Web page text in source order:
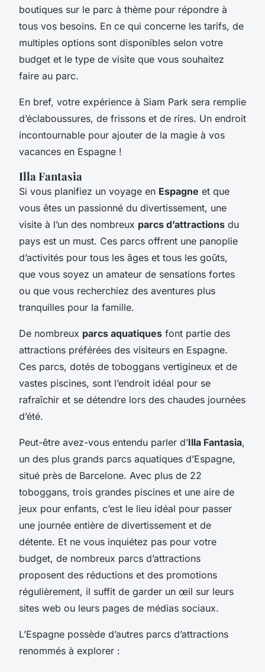
boutiques sur le parc à thème pour répondre à
tous vos besoins. En ce qui concerne les tarifs, de
multiples options sont disponibles selon votre
budget et le type de visite que vous souhaitez
faire au parc.
En bref, votre expérience à Siam Park sera remplie
d’éclaboussures, de frissons et de rires. Un endroit
incontournable pour ajouter de la magie à vos
vacances en Espagne !
Illa Fantasia
Si vous planifiez un voyage en Espagne et que
vous êtes un passionné du divertissement, une
visite à l’un des nombreux parcs d’attractions du
pays est un must. Ces parcs offrent une panoplie
d’activités pour tous les âges et tous les goûts,
que vous soyez un amateur de sensations fortes
ou que vous recherchiez des aventures plus
tranquilles pour la famille.
De nombreux parcs aquatiques font partie des
attractions préférées des visiteurs en Espagne.
Ces parcs, dotés de toboggans vertigineux et de
vastes piscines, sont l’endroit idéal pour se
rafraîchir et se détendre lors des chaudes journées
d’été.
Peut-être avez-vous entendu parler d’Illa Fantasia,
un des plus grands parcs aquatiques d’Espagne,
situé près de Barcelone. Avec plus de 22
toboggans, trois grandes piscines et une aire de
jeux pour enfants, c’est le lieu idéal pour passer
une journée entière de divertissement et de
détente. Et ne vous inquiétez pas pour votre
budget, de nombreux parcs d’attractions
proposent des réductions et des promotions
régulièrement, il suffit de garder un œil sur leurs
sites web ou leurs pages de médias sociaux.
L’Espagne possède d’autres parcs d’attractions
renommés à explorer :